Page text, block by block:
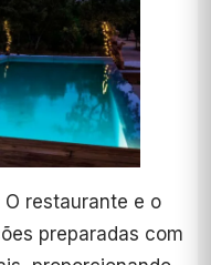
O restaurante e o
preparadas com